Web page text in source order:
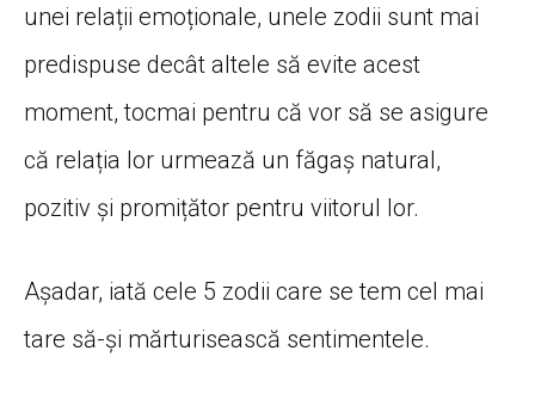
unei relații emoționale, unele zodii sunt mai
predispuse decât altele să evite acest
moment, tocmai pentru că vor să se asigure
că relația lor urmează un făgaș natural,
pozitiv și promițător pentru viitorul lor.
Așadar, iată cele 5 zodii care se tem cel mai
tare să-și mărturisească sentimentele.